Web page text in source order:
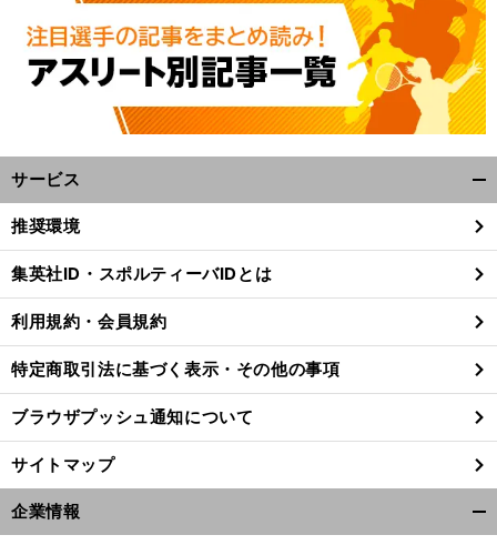
へ
サービス
閉
る
推奨環境
集英社ID・スポルティーバIDとは
利用規約・会員規約
特定商取引法に基づく表示・その他の事項
ブラウザプッシュ通知について
サイトマップ
企業情報